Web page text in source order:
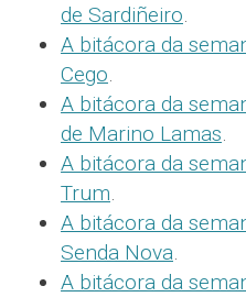
de Sardiñeiro.
A bitácora da
Cego.
A bitácora da
de Marino Lamas.
A bitácora da
Trum.
A bitácora da
Senda Nova.
A bitácora da